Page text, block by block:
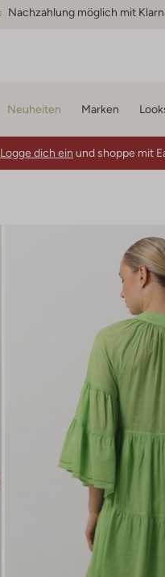
Nachzahlung möglich mit
Neuheiten Marken
Logge dich ein und shoppe mit